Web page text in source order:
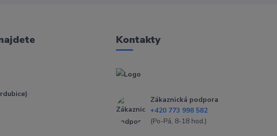
Kontakty
Zákaznická podpora
+420 773 998 582
(Po-Pá, 8-18 hod.)